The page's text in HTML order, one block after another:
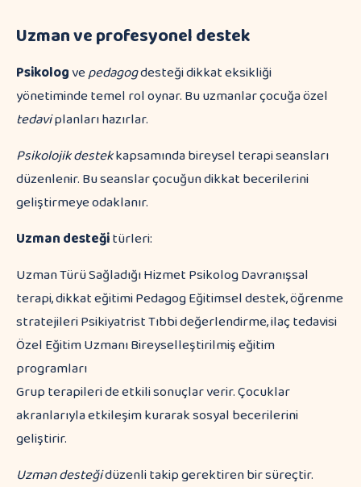
Uzman ve profesyonel destek
Psikologvepedagogdesteği dikkat eksikliği
yönetiminde temel rol oynar. Bu uzmanlar çocuğa özel
tedaviplanları hazırlar.
Psikolojik destekkapsamında bireysel terapi seansları
düzenlenir. Bu seanslar çocuğun dikkat becerilerini
geliştirmeye odaklanır.
Uzman desteğitürleri:
Uzman Türü Sağladığı Hizmet Psikolog Davranışsal
terapi, dikkat eğitimi Pedagog Eğitimsel destek, öğrenme
stratejileri Psikiyatrist Tıbbi değerlendirme, ilaç tedavisi
Özel Eğitim Uzmanı Bireyselleştirilmiş eğitim
programları
Grup terapileri de etkili sonuçlar verir. Çocuklar
akranlarıyla etkileşim kurarak sosyal becerilerini
geliştirir.
Uzman desteğidüzenli takip gerektiren bir süreçtir.